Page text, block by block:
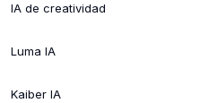
IA de creatividad
Luma IA
Kaiber IA